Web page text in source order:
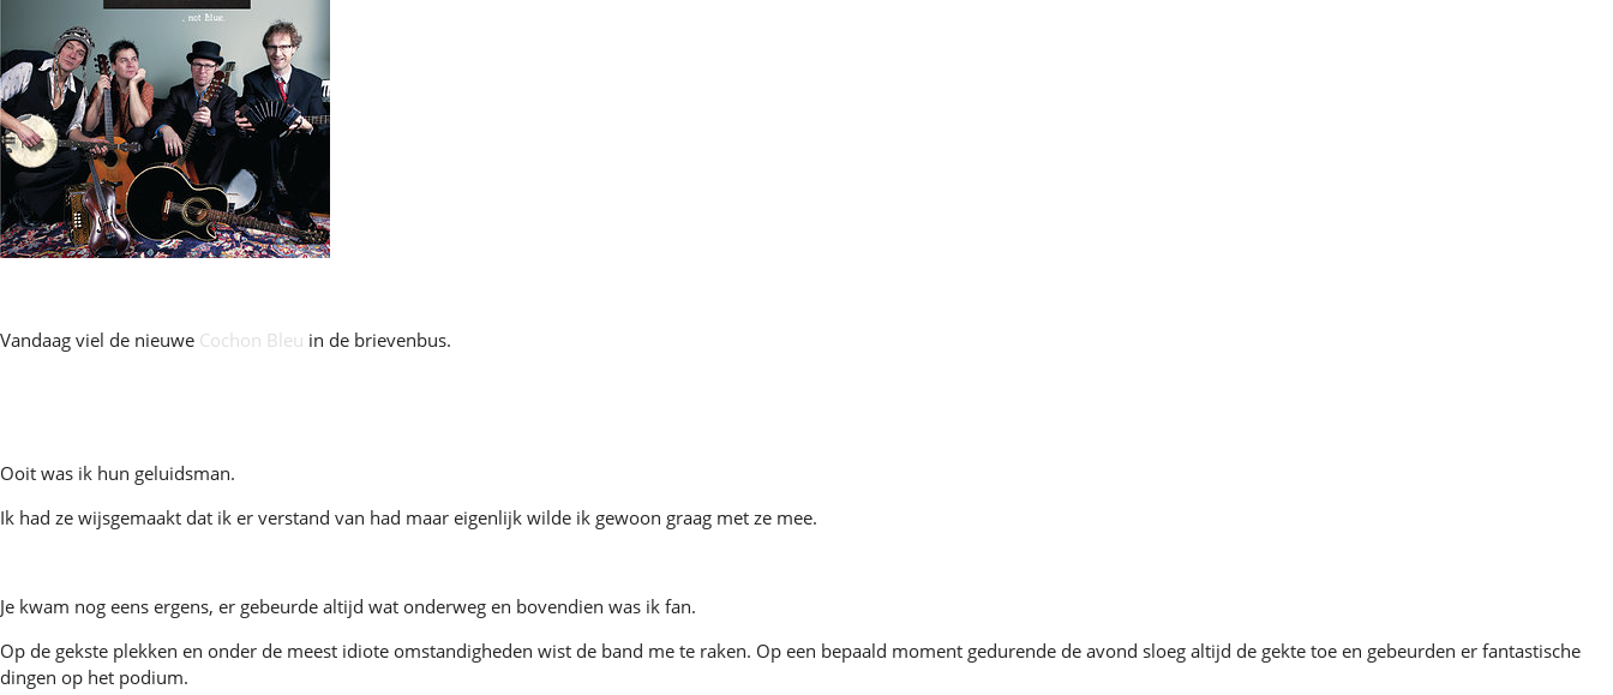
Vandaag viel de nieuwe Cochon Bleu in de brievenbus.
Ooit was ik hun geluidsman.
Ik had ze wijsgemaakt dat ik er verstand van had maar eigenlijk wilde ik gewoon graag met ze mee.
Je kwam nog eens ergens, er gebeurde altijd wat onderweg en bovendien was ik fan.
Op de gekste plekken en onder de meest idiote omstandigheden wist de band me te raken. Op een bepaald moment gedurende de avond sloeg altijd de gekte toe en gebeurden er fantastische
dingen op het podium.